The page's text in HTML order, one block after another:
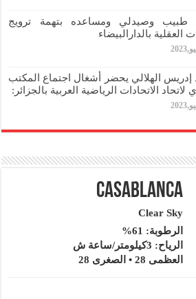
طبيب وصيدلي ومساعده بتهمة ترويج
العقلية بالدارالبيضاء
إدريس الهلالي يحضر أشغال اجتماع المكتب
لاتحاد الاتحادات الرياضية العربية بالجزائر:
Casablanca
Clear Sky
الرطوبة: 61%
الرياح: 3كيلومتر/ساعة ش
العظمى 28 • الصغرى 28